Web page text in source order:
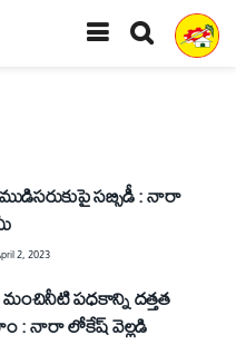
సబ్సిడీ : నారా
2, 2023
పధకాన్ని దత్తత
: నారా లోకేష్ వెల్లడి